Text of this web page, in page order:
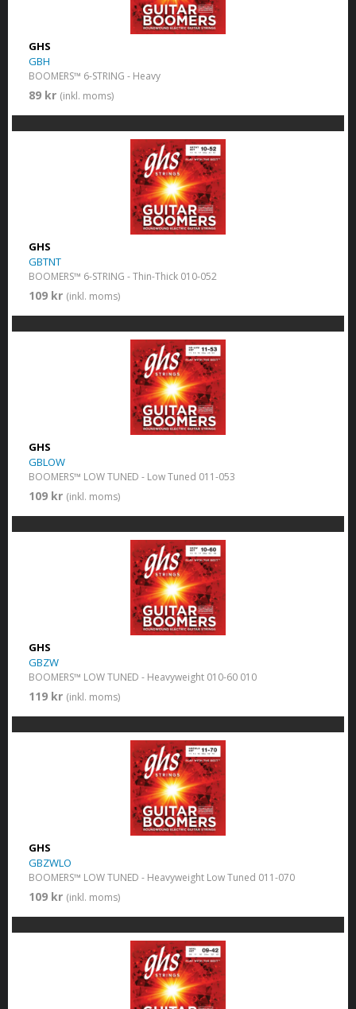
GHS
GBH
BOOMERS™ 6-STRING - Heavy
89 kr (inkl. moms)
GHS
GBTNT
BOOMERS™ 6-STRING - Thin-Thick 010-052
109 kr (inkl. moms)
GHS
GBLOW
BOOMERS™ LOW TUNED - Low Tuned 011-053
109 kr (inkl. moms)
GHS
GBZW
BOOMERS™ LOW TUNED - Heavyweight 010-60 010
119 kr (inkl. moms)
GHS
GBZWLO
BOOMERS™ LOW TUNED - Heavyweight Low Tuned 011-070
109 kr (inkl. moms)